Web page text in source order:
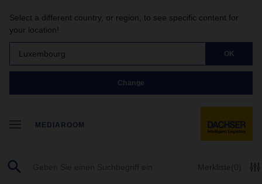
Select a different country, or region, to see specific content for
your location!
Luxembourg OK
Change
MEDIAROOM
Merkliste(0)